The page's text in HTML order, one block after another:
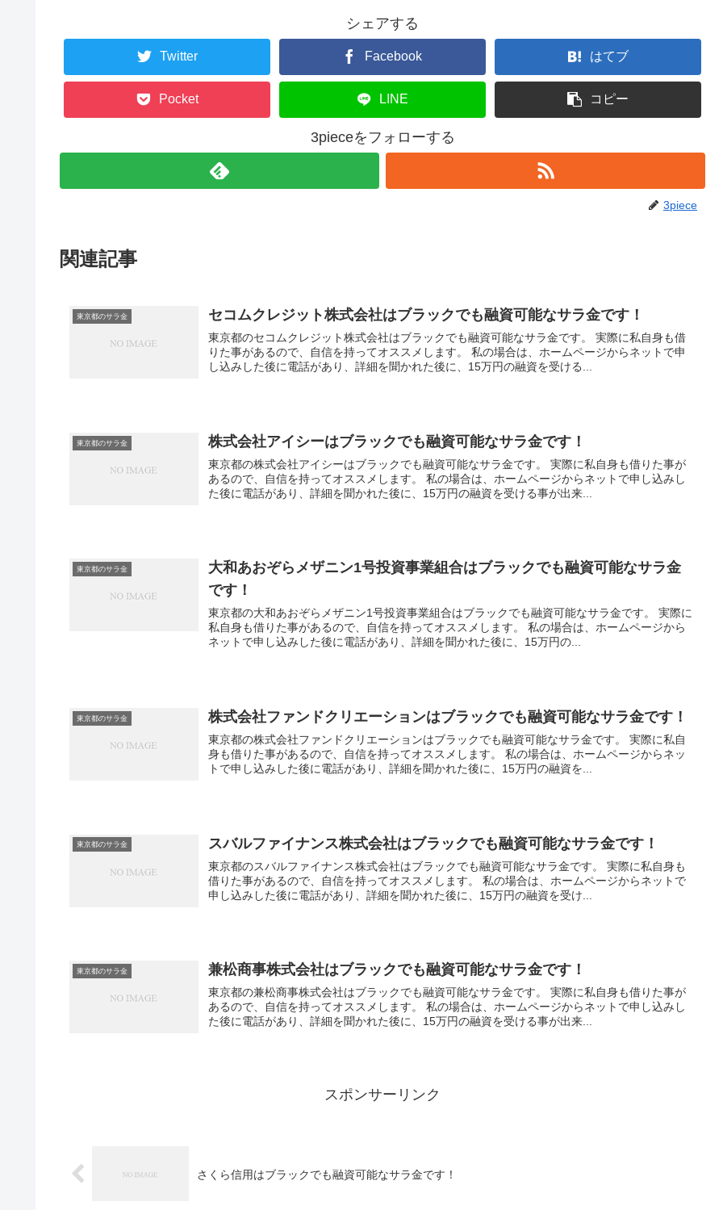
シェアする
Twitter Facebook はてブ
Pocket LINE コピー
3pieceをフォローする
3piece
関連記事
東京都のサラ金 セコムクレジット株式会社はブラックでも融資可能なサラ金です！
東京都のセコムクレジット株式会社はブラックでも融資可能なサラ金です。 実際に私自身も借
りた事があるので、自信を持ってオススメします。 私の場合は、ホームページからネットで申
し込みした後に電話があり、詳細を聞かれた後に、15万円の融資を受ける...
東京都のサラ金 株式会社アイシーはブラックでも融資可能なサラ金です！
東京都の株式会社アイシーはブラックでも融資可能なサラ金です。 実際に私自身も借りた事が
あるので、自信を持ってオススメします。 私の場合は、ホームページからネットで申し込みし
た後に電話があり、詳細を聞かれた後に、15万円の融資を受ける事が出来...
東京都のサラ金
大和あおぞらメザニン1号投資事業組合はブラックでも融資可能なサラ金
です！
東京都の大和あおぞらメザニン1号投資事業組合はブラックでも融資可能なサラ金です。 実際に
私自身も借りた事があるので、自信を持ってオススメします。 私の場合は、ホームページから
ネットで申し込みした後に電話があり、詳細を聞かれた後に、15万円の...
東京都のサラ金 株式会社ファンドクリエーションはブラックでも融資可能なサラ金です！
東京都の株式会社ファンドクリエーションはブラックでも融資可能なサラ金です。 実際に私自
身も借りた事があるので、自信を持ってオススメします。 私の場合は、ホームページからネッ
トで申し込みした後に電話があり、詳細を聞かれた後に、15万円の融資を...
東京都のサラ金 スバルファイナンス株式会社はブラックでも融資可能なサラ金です！
東京都のスバルファイナンス株式会社はブラックでも融資可能なサラ金です。 実際に私自身も
借りた事があるので、自信を持ってオススメします。 私の場合は、ホームページからネットで
申し込みした後に電話があり、詳細を聞かれた後に、15万円の融資を受け...
東京都のサラ金 兼松商事株式会社はブラックでも融資可能なサラ金です！
東京都の兼松商事株式会社はブラックでも融資可能なサラ金です。 実際に私自身も借りた事が
あるので、自信を持ってオススメします。 私の場合は、ホームページからネットで申し込みし
た後に電話があり、詳細を聞かれた後に、15万円の融資を受ける事が出来...
スポンサーリンク
さくら信用はブラックでも融資可能なサラ金です！